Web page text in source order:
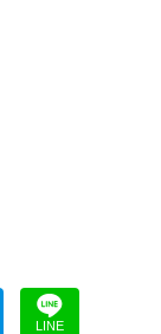
LINE